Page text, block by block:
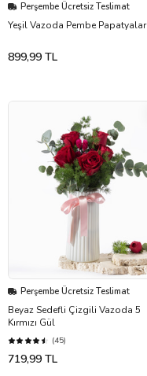
Perşembe Ücretsiz Teslimat
Yeşil Vazoda Pembe Papatyalar
899,99 TL
Perşembe Ücretsiz Teslimat
Beyaz Sedefli Çizgili Vazoda 5
Kırmızı Gül
(45)
719,99 TL